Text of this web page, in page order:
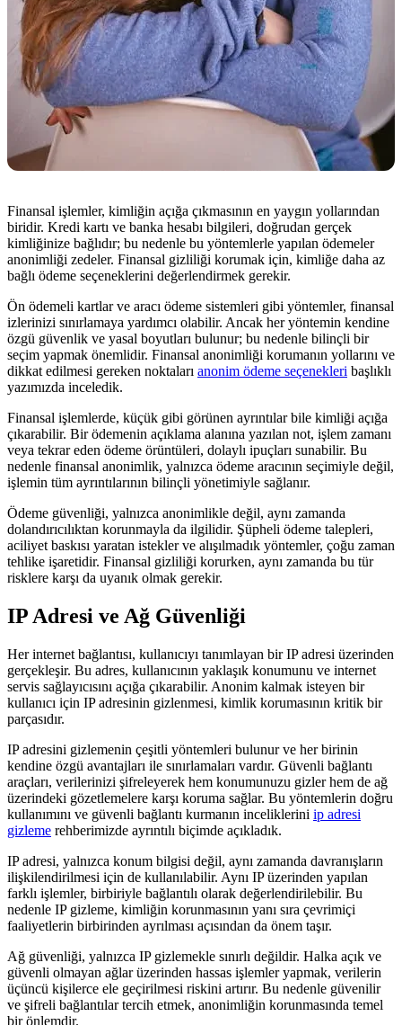
Finansal işlemler, kimliğin açığa çıkmasının en yaygın yollarından
biridir. Kredi kartı ve banka hesabı bilgileri, doğrudan gerçek
kimliğinize bağlıdır; bu nedenle bu yöntemlerle yapılan ödemeler
anonimliği zedeler. Finansal gizliliği korumak için, kimliğe daha az
bağlı ödeme seçeneklerini değerlendirmek gerekir.
Ön ödemeli kartlar ve aracı ödeme sistemleri gibi yöntemler, finansal
izlerinizi sınırlamaya yardımcı olabilir. Ancak her yöntemin kendine
özgü güvenlik ve yasal boyutları bulunur; bu nedenle bilinçli bir
seçim yapmak önemlidir. Finansal anonimliği korumanın yollarını ve
dikkat edilmesi gereken noktaları anonim ödeme seçenekleri başlıklı
yazımızda inceledik.
Finansal işlemlerde, küçük gibi görünen ayrıntılar bile kimliği açığa
çıkarabilir. Bir ödemenin açıklama alanına yazılan not, işlem zamanı
veya tekrar eden ödeme örüntüleri, dolaylı ipuçları sunabilir. Bu
nedenle finansal anonimlik, yalnızca ödeme aracının seçimiyle değil,
işlemin tüm ayrıntılarının bilinçli yönetimiyle sağlanır.
Ödeme güvenliği, yalnızca anonimlikle değil, aynı zamanda
dolandırıcılıktan korunmayla da ilgilidir. Şüpheli ödeme talepleri,
aciliyet baskısı yaratan istekler ve alışılmadık yöntemler, çoğu zaman
tehlike işaretidir. Finansal gizliliği korurken, aynı zamanda bu tür
risklere karşı da uyanık olmak gerekir.
IP Adresi ve Ağ Güvenliği
Her internet bağlantısı, kullanıcıyı tanımlayan bir IP adresi üzerinden
gerçekleşir. Bu adres, kullanıcının yaklaşık konumunu ve internet
servis sağlayıcısını açığa çıkarabilir. Anonim kalmak isteyen bir
kullanıcı için IP adresinin gizlenmesi, kimlik korumasının kritik bir
parçasıdır.
IP adresini gizlemenin çeşitli yöntemleri bulunur ve her birinin
kendine özgü avantajları ile sınırlamaları vardır. Güvenli bağlantı
araçları, verilerinizi şifreleyerek hem konumunuzu gizler hem de ağ
üzerindeki gözetlemelere karşı koruma sağlar. Bu yöntemlerin doğru
kullanımını ve güvenli bağlantı kurmanın inceliklerini ip adresi
gizleme rehberimizde ayrıntılı biçimde açıkladık.
IP adresi, yalnızca konum bilgisi değil, aynı zamanda davranışların
ilişkilendirilmesi için de kullanılabilir. Aynı IP üzerinden yapılan
farklı işlemler, birbiriyle bağlantılı olarak değerlendirilebilir. Bu
nedenle IP gizleme, kimliğin korunmasının yanı sıra çevrimiçi
faaliyetlerin birbirinden ayrılması açısından da önem taşır.
Ağ güvenliği, yalnızca IP gizlemekle sınırlı değildir. Halka açık ve
güvenli olmayan ağlar üzerinden hassas işlemler yapmak, verilerin
üçüncü kişilerce ele geçirilmesi riskini artırır. Bu nedenle güvenilir
ve şifreli bağlantılar tercih etmek, anonimliğin korunmasında temel
bir önlemdir.